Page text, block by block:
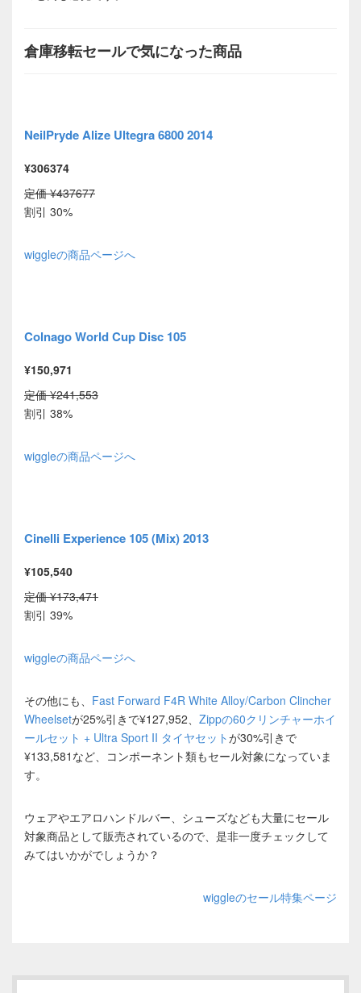
倉庫移転セールで気になった商品
NeilPryde Alize Ultegra 6800 2014
¥306374
定価 ¥437677
割引 30%
wiggleの商品ページへ
Colnago World Cup Disc 105
¥150,971
定価 ¥241,553
割引 38%
wiggleの商品ページへ
Cinelli Experience 105 (Mix) 2013
¥105,540
定価 ¥173,471
割引 39%
wiggleの商品ページへ
その他にも、 Fast Forward F4R White Alloy/Carbon Clincher
Wheelsetが25%引きで¥127,952、 Zippの60クリンチャーホイ
ールセット + Ultra Sport II タイヤセットが30%引きで
¥133,581など、コンポーネント類もセール対象になっていま
す。
ウェアやエアロハンドルバー、シューズなども大量にセール
対象商品として販売されているので、是非一度チェックして
みてはいかがでしょうか？
wiggleのセール特集ページ